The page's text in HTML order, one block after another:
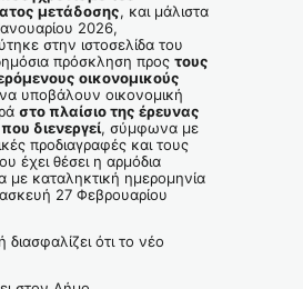
μετάδοσης, και μάλιστα
2026,
στην ιστοσελίδα του
πρόσκληση προς τους
οικονομικούς
να υποβάλουν οικονομική
στο πλαίσιο της έρευνας
διενεργεί, σύμφωνα με
προδιαγραφές και τους
έχει θέσει η αρμόδια
με καταληκτική ημερομηνία
27 Φεβρουαρίου
ότι το νέο